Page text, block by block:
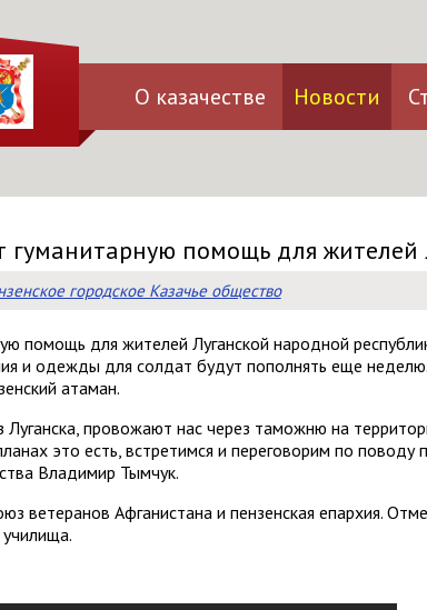
О казачестве Новости
гуманитарную помощь для жителей
городское Казачье общество
помощь для жителей Луганской народной
и одежды для солдат будут пополнять еще
атаман.
провожают нас через таможню на
это есть, встретимся и переговорим по
Владимир Тымчук.
ветеранов Афганистана и пензенская епархия.
училища.